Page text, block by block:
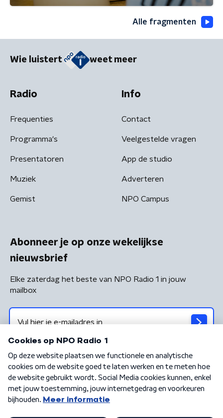
Alle fragmenten
Wie luistert weet meer
Radio
Frequenties
Programma's
Presentatoren
Muziek
Gemist
Info
Contact
Veelgestelde vragen
App de studio
Adverteren
NPO Campus
Abonneer je op onze wekelijkse
nieuwsbrief
Elke zaterdag het beste van NPO Radio 1 in jouw
mailbox
Algemene voorwaarden Privacybeleid